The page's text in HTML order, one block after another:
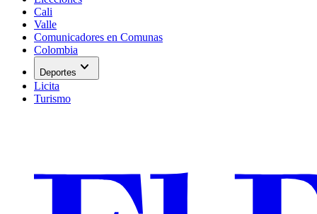
Cali
Valle
Comunicadores en Comunas
Colombia
Deportes expand_more
Licita
Turismo